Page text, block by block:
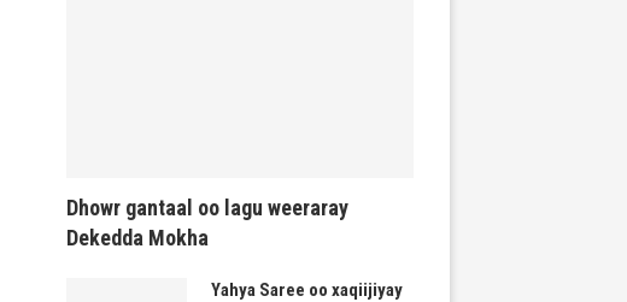
Dhowr gantaal oo lagu weeraray
Dekedda Mokha
Yahya Saree oo xaqiijiyay